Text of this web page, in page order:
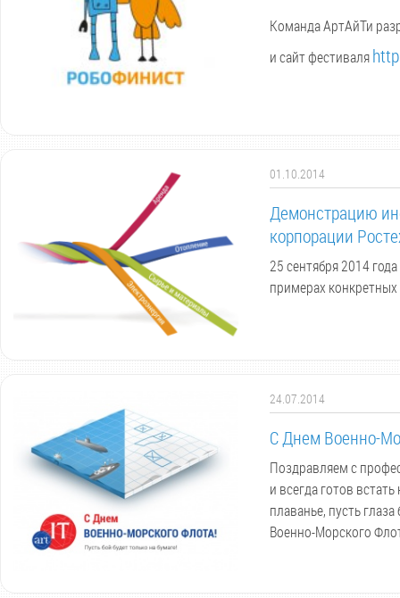
Команда АртАйТи
и сайт фестиваля
01.10.2014
Демонстрацию
корпорации
25 сентября 2014
примерах
24.07.2014
С Днем Военно-
Поздравляем с
и всегда готов
плаванье, пусть
Военно-Морского